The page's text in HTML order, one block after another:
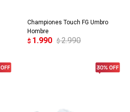
Championes Touch FG Umbro
Hombre
$ 1.990 $ 2.990